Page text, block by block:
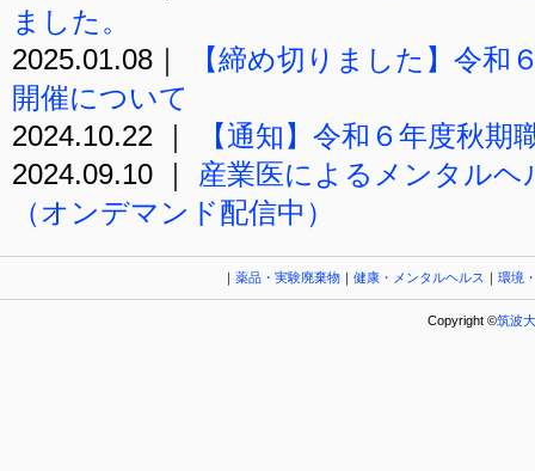
ました。
2025.01.08｜
【締め切りました】令和
開催について
2024.10.22 ｜
【通知】令和６年度秋期
2024.09.10 ｜
産業医によるメンタル
（オンデマンド配信中）
｜薬品・実験廃棄物 ｜健康・メンタルヘルス ｜環境
Copyright ©筑波